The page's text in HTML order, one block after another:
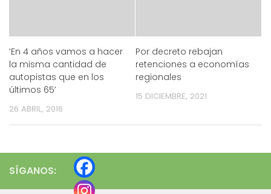
‘En 4 años vamos a hacer
la misma cantidad de
autopistas que en los
últimos 65’
26 ABRIL, 2016
Por decreto rebajan
retenciones a economías
regionales
15 DICIEMBRE, 2021
SÍGANOS: